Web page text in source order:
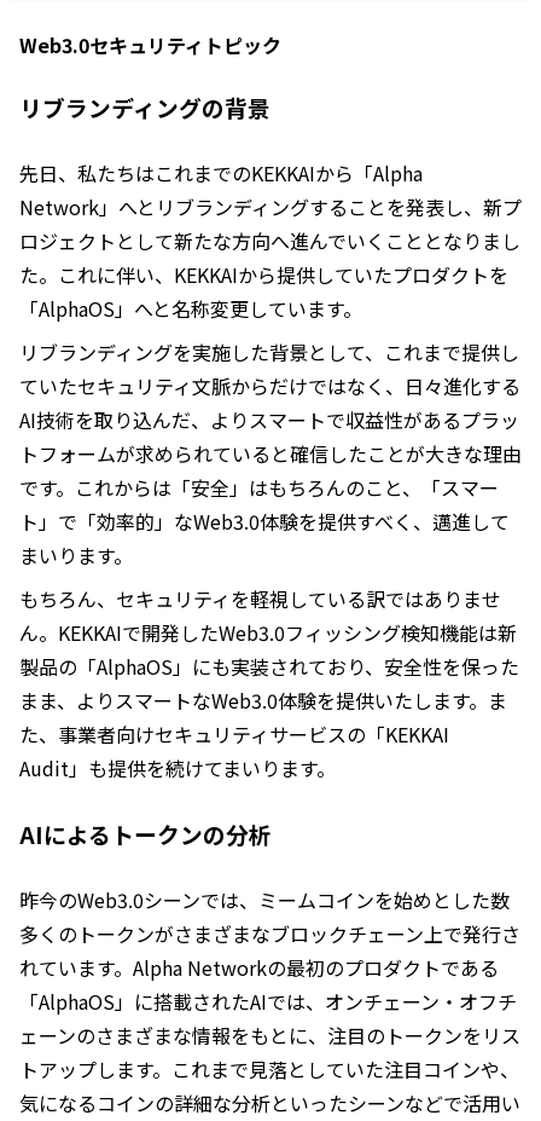
Web3.0セキュリティトピック
リブランディングの背景
先日、私たちはこれまでのKEKKAIから「Alpha
Network」へとリブランディングすることを発表し、新プ
ロジェクトとして新たな方向へ進んでいくこととなりまし
た。これに伴い、KEKKAIから提供していたプロダクトを
「AlphaOS」へと名称変更しています。
リブランディングを実施した背景として、これまで提供し
ていたセキュリティ文脈からだけではなく、日々進化する
AI技術を取り込んだ、よりスマートで収益性があるプラッ
トフォームが求められていると確信したことが大きな理由
です。これからは「安全」はもちろんのこと、「スマー
ト」で「効率的」なWeb3.0体験を提供すべく、邁進して
まいります。
もちろん、セキュリティを軽視している訳ではありませ
ん。KEKKAIで開発したWeb3.0フィッシング検知機能は新
製品の「AlphaOS」にも実装されており、安全性を保った
まま、よりスマートなWeb3.0体験を提供いたします。ま
た、事業者向けセキュリティサービスの「KEKKAI
Audit」も提供を続けてまいります。
AIによるトークンの分析
昨今のWeb3.0シーンでは、ミームコインを始めとした数
多くのトークンがさまざまなブロックチェーン上で発行さ
れています。Alpha Networkの最初のプロダクトである
「AlphaOS」に搭載されたAIでは、オンチェーン・オフチ
ェーンのさまざまな情報をもとに、注目のトークンをリス
トアップします。これまで見落としていた注目コインや、
気になるコインの詳細な分析といったシーンなどで活用い